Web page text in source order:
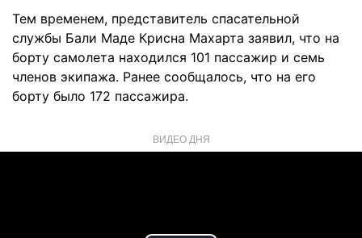
Тем временем, представитель спасательной
службы Бали Маде Крисна Махарта заявил, что на
борту самолета находился 101 пассажир и семь
членов экипажа. Ранее сообщалось, что на его
борту было 172 пассажира.
ВИДЕО ДНЯ